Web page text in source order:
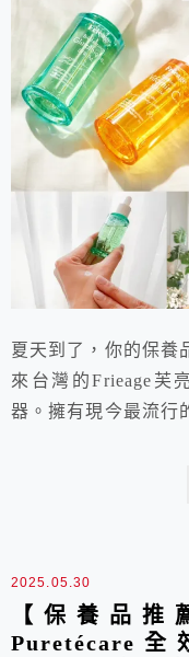
夏天到了，你的保養
來台灣的Frieage芙
器。擁有現今最流行
2025.05.30
【保養品推
Puretécare